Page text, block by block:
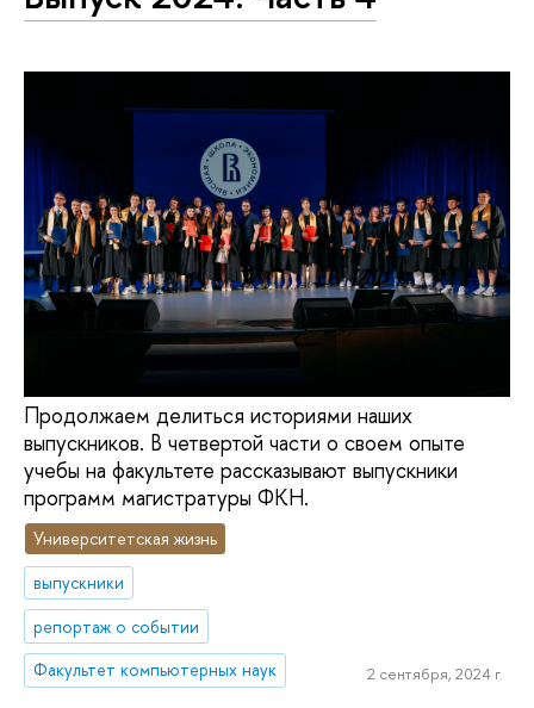
Продолжаем делиться историями наших
выпускников. В четвертой части о своем опыте
учебы на факультете рассказывают выпускники
программ магистратуры ФКН.
Университетская жизнь
выпускники
репортаж о событии
Факультет компьютерных наук
2 сентября, 2024 г.